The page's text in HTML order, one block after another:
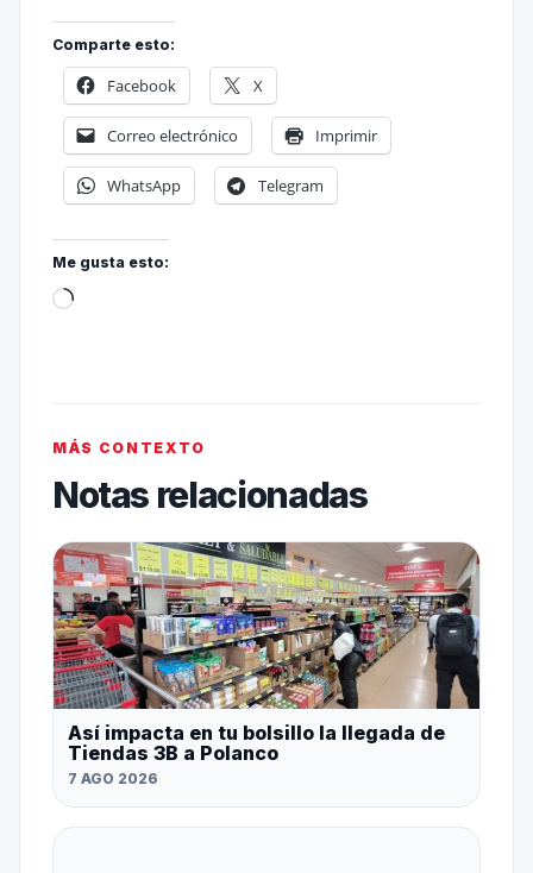
Comparte esto:
Facebook X
Correo electrónico Imprimir
WhatsApp Telegram
Me gusta esto:
MÁS CONTEXTO
Notas relacionadas
Así impacta en tu bolsillo la llegada de
Tiendas 3B a Polanco
7 AGO 2026